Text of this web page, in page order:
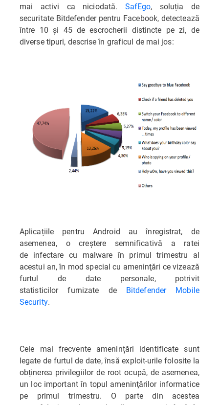
mai activi ca niciodată. SafEgo, soluția de
securitate Bitdefender pentru Facebook, detectează
între 10 și 45 de escrocherii distincte pe zi, de
diverse tipuri, descrise în graficul de mai jos:
Aplicațiile pentru Android au înregistrat, de
asemenea, o creștere semnificativă a ratei
de infectare cu malware în primul trimestru al
acestui an, în mod special cu ameninţări ce vizează
furtul de date personale, potrivit
statisticilor furnizate de Bitdefender Mobile
Security.
Cele mai frecvente amenințări identificate sunt
legate de furtul de date, însă exploit-urile folosite la
obținerea privilegiilor de root ocupă, de asemenea,
un loc important în topul ameninţărilor informatice
pe primul trimestru. O parte din acestea